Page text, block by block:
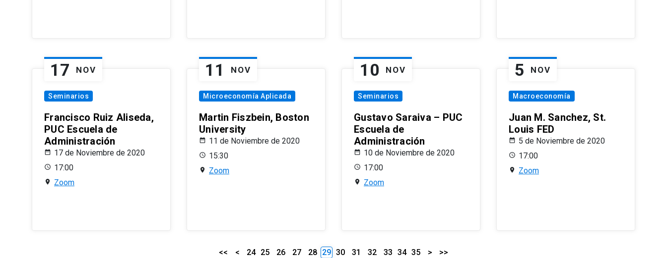
17 NOV
Seminarios
Francisco Ruiz Aliseda,
PUC Escuela de
Administración
17 de Noviembre de 2020
17:00
Zoom
11 NOV
Microeconomía Aplicada
Martin Fiszbein, Boston
University
11 de Noviembre de 2020
15:30
Zoom
10 NOV
Seminarios
Gustavo Saraiva – PUC
Escuela de
Administración
10 de Noviembre de 2020
17:00
Zoom
5 NOV
Macroeconomía
Juan M. Sanchez, St.
Louis FED
5 de Noviembre de 2020
17:00
Zoom
<< < 24 25 26 27 28 29 30 31 32 33 34 35 > >>